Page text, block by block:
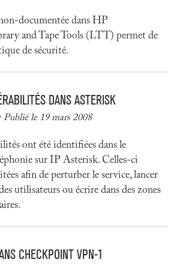
documentée dans HP
and Tape Tools (LTT) permet de
de sécurité.
DANS ASTERISK
Publié le 19 mars 2008
ont été identifiées dans le
sur IP Asterisk. Celles-ci
afin de perturber le service, lancer
utilisateurs ou écrire dans des zones
CHECKPOINT VPN-1